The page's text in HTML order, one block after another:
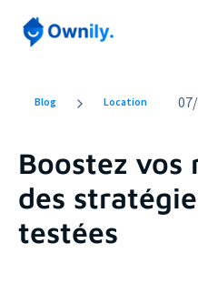
Blog Location 07/
Boostez vos
des
testées